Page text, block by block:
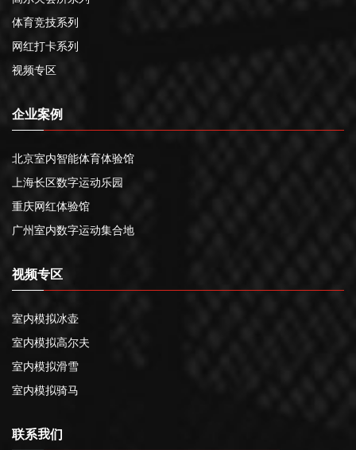
体育竞技系列
网红打卡系列
视频专区
企业案例
北京室内智能体育体验馆
上海长区数字运动乐园
重庆网红体验馆
广州室内数字运动集合地
视频专区
室内模拟冰壶
室内模拟高尔夫
室内模拟滑雪
室内模拟骑马
联系我们